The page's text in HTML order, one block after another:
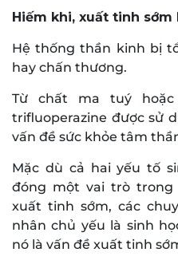
Hiếm khi, xuất tinh sớm
Hệ thống thần kinh bị
hay chấn thương.
Từ chất ma tuý
trifluoperazine được sử
vấn đề sức khỏe tâm
Mặc dù cả hai yếu tố
đóng một vai trò
xuất tinh sớm, các
nhân chủ yếu là sinh
nó là vấn đề xuất tinh